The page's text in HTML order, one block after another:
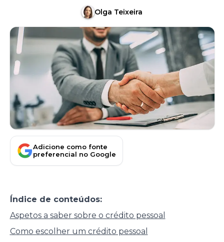
Olga Teixeira
Adicione como fonte
preferencial no Google
Índice de conteúdos:
Aspetos a saber sobre o crédito pessoal
Como escolher um crédito pessoal